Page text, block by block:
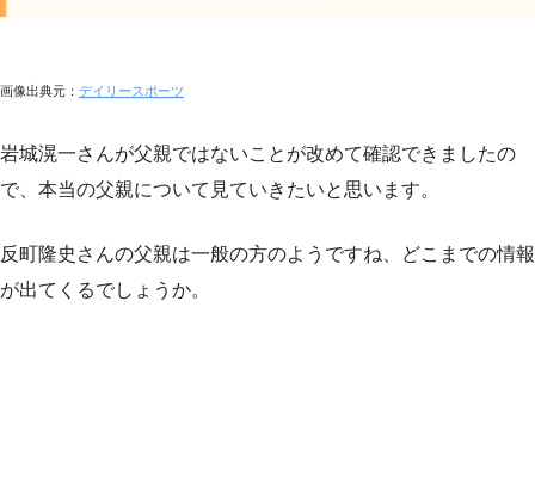
画像出典元： デイリースポーツ
岩城滉一さんが父親ではないことが改めて確認できましたの
で、本当の父親について見ていきたいと思います。
反町隆史さんの父親は一般の方のようですね、どこまでの情報
が出てくるでしょうか。